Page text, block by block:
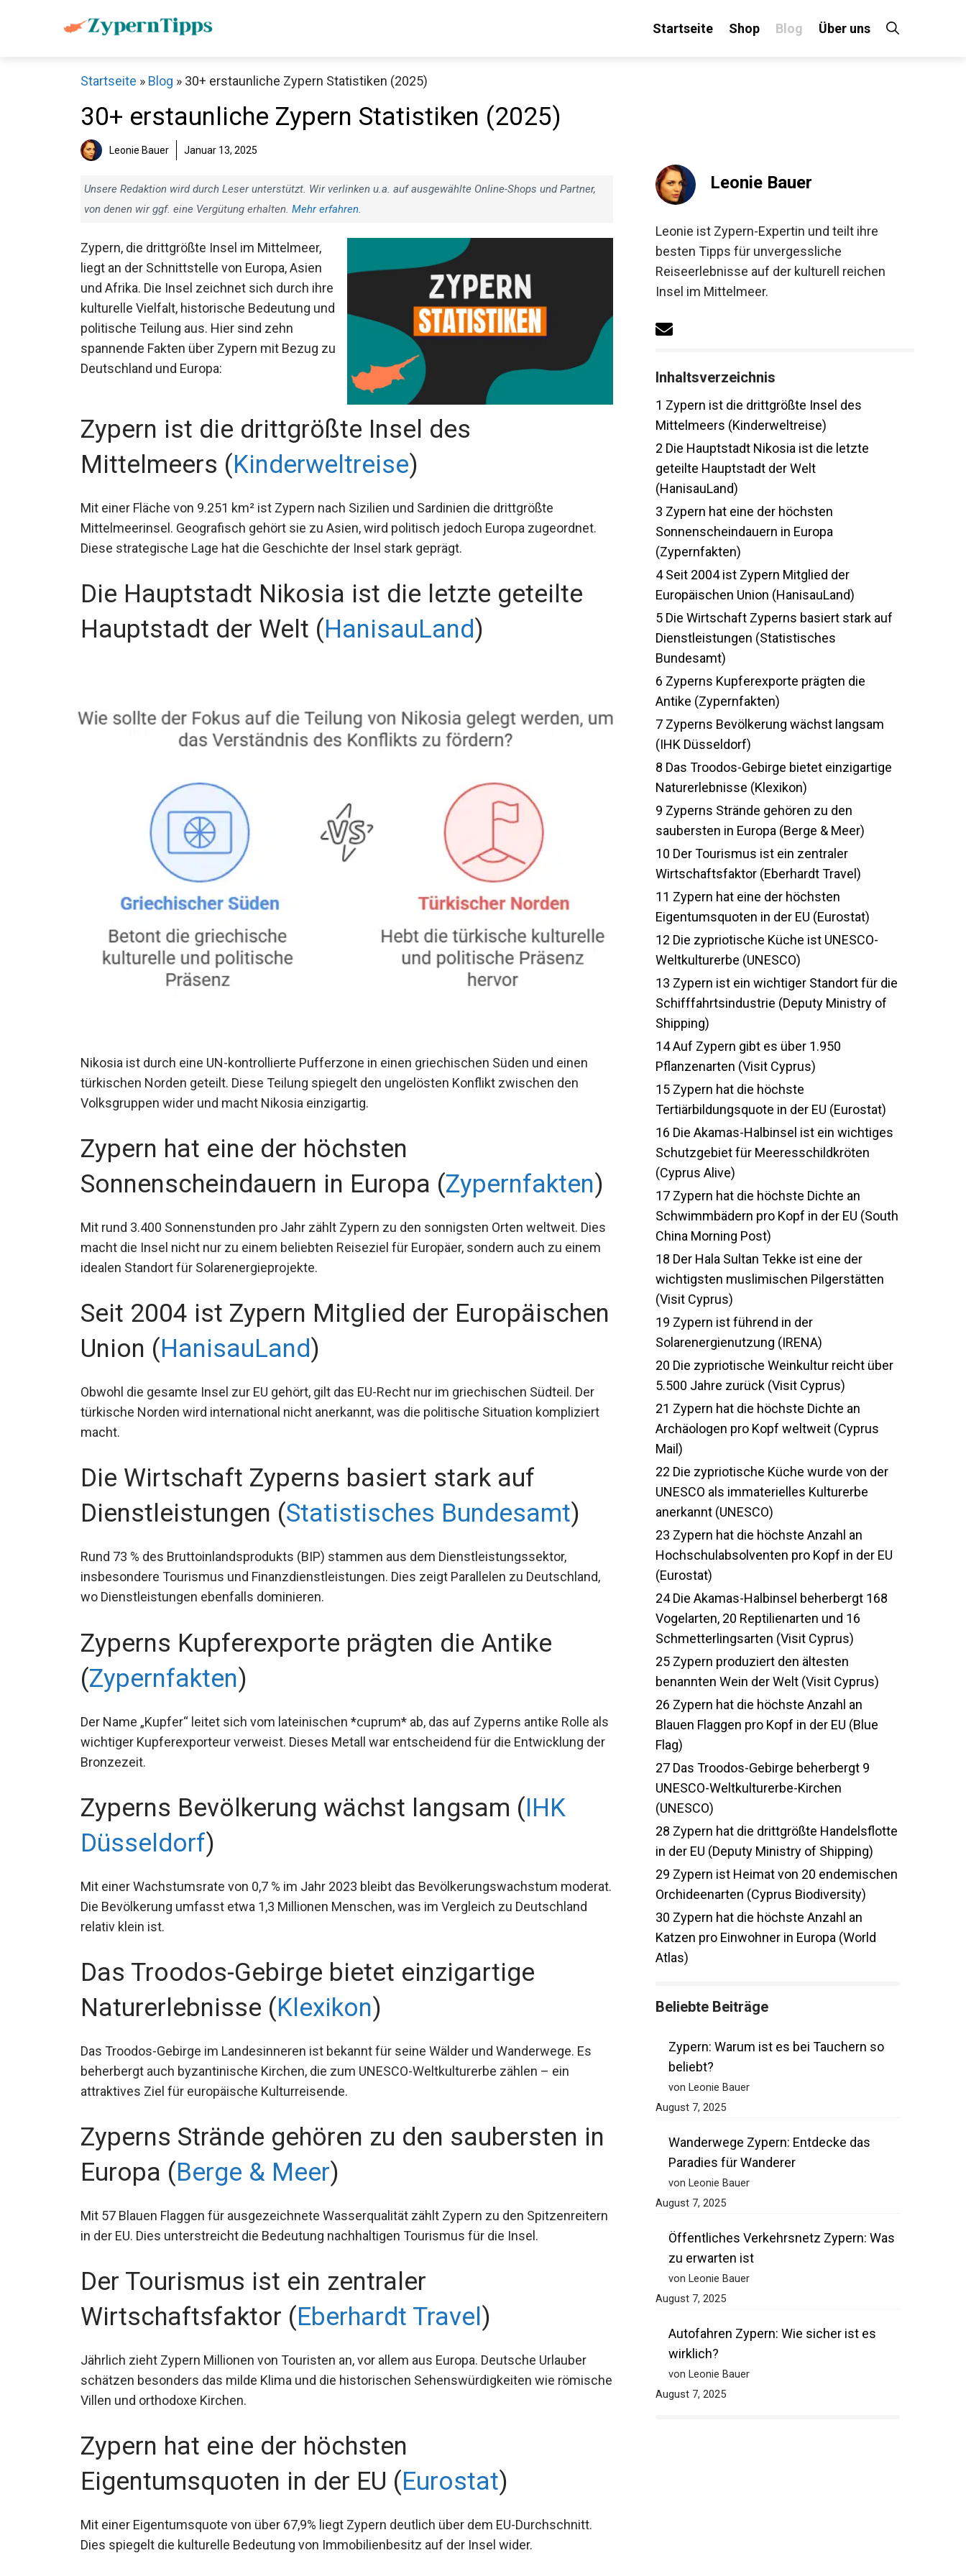
Startseite Shop Blog Über uns
Startseite » Blog » 30+ erstaunliche Zypern Statistiken (2025)
30+ erstaunliche Zypern Statistiken (2025)
Leonie Bauer Januar 13, 2025
Unsere Redaktion wird durch Leser unterstützt. Wir verlinken u.a. auf ausgewählte Online-Shops und Partner,
von denen wir ggf. eine Vergütung erhalten. Mehr erfahren.
Zypern, die drittgrößte Insel im Mittelmeer,
liegt an der Schnittstelle von Europa, Asien
und Afrika. Die Insel zeichnet sich durch ihre
kulturelle Vielfalt, historische Bedeutung und
politische Teilung aus. Hier sind zehn
spannende Fakten über Zypern mit Bezug zu
Deutschland und Europa:
Zypern ist die drittgrößte Insel des
Mittelmeers (Kinderweltreise)
Mit einer Fläche von 9.251 km² ist Zypern nach Sizilien und Sardinien die drittgrößte
Mittelmeerinsel. Geografisch gehört sie zu Asien, wird politisch jedoch Europa zugeordnet.
Diese strategische Lage hat die Geschichte der Insel stark geprägt.
Die Hauptstadt Nikosia ist die letzte geteilte
Hauptstadt der Welt (HanisauLand)
Nikosia ist durch eine UN-kontrollierte Pufferzone in einen griechischen Süden und einen
türkischen Norden geteilt. Diese Teilung spiegelt den ungelösten Konflikt zwischen den
Volksgruppen wider und macht Nikosia einzigartig.
Zypern hat eine der höchsten
Sonnenscheindauern in Europa (Zypernfakten)
Mit rund 3.400 Sonnenstunden pro Jahr zählt Zypern zu den sonnigsten Orten weltweit. Dies
macht die Insel nicht nur zu einem beliebten Reiseziel für Europäer, sondern auch zu einem
idealen Standort für Solarenergieprojekte.
Seit 2004 ist Zypern Mitglied der Europäischen
Union (HanisauLand)
Obwohl die gesamte Insel zur EU gehört, gilt das EU-Recht nur im griechischen Südteil. Der
türkische Norden wird international nicht anerkannt, was die politische Situation kompliziert
macht.
Die Wirtschaft Zyperns basiert stark auf
Dienstleistungen (Statistisches Bundesamt)
Rund 73 % des Bruttoinlandsprodukts (BIP) stammen aus dem Dienstleistungssektor,
insbesondere Tourismus und Finanzdienstleistungen. Dies zeigt Parallelen zu Deutschland,
wo Dienstleistungen ebenfalls dominieren.
Zyperns Kupferexporte prägten die Antike
(Zypernfakten)
Der Name „Kupfer“ leitet sich vom lateinischen *cuprum* ab, das auf Zyperns antike Rolle als
wichtiger Kupferexporteur verweist. Dieses Metall war entscheidend für die Entwicklung der
Bronzezeit.
Zyperns Bevölkerung wächst langsam (IHK
Düsseldorf)
Mit einer Wachstumsrate von 0,7 % im Jahr 2023 bleibt das Bevölkerungswachstum moderat.
Die Bevölkerung umfasst etwa 1,3 Millionen Menschen, was im Vergleich zu Deutschland
relativ klein ist.
Das Troodos-Gebirge bietet einzigartige
Naturerlebnisse (Klexikon)
Das Troodos-Gebirge im Landesinneren ist bekannt für seine Wälder und Wanderwege. Es
beherbergt auch byzantinische Kirchen, die zum UNESCO-Weltkulturerbe zählen – ein
attraktives Ziel für europäische Kulturreisende.
Zyperns Strände gehören zu den saubersten in
Europa (Berge & Meer)
Mit 57 Blauen Flaggen für ausgezeichnete Wasserqualität zählt Zypern zu den Spitzenreitern
in der EU. Dies unterstreicht die Bedeutung nachhaltigen Tourismus für die Insel.
Der Tourismus ist ein zentraler
Wirtschaftsfaktor (Eberhardt Travel)
Jährlich zieht Zypern Millionen von Touristen an, vor allem aus Europa. Deutsche Urlauber
schätzen besonders das milde Klima und die historischen Sehenswürdigkeiten wie römische
Villen und orthodoxe Kirchen.
Zypern hat eine der höchsten
Eigentumsquoten in der EU (Eurostat)
Mit einer Eigentumsquote von über 67,9% liegt Zypern deutlich über dem EU-Durchschnitt.
Dies spiegelt die kulturelle Bedeutung von Immobilienbesitz auf der Insel wider.
Leonie Bauer
Leonie ist Zypern-Expertin und teilt ihre
besten Tipps für unvergessliche
Reiseerlebnisse auf der kulturell reichen
Insel im Mittelmeer.
Inhaltsverzeichnis
1 Zypern ist die drittgrößte Insel des
Mittelmeers (Kinderweltreise)
2 Die Hauptstadt Nikosia ist die letzte
geteilte Hauptstadt der Welt
(HanisauLand)
3 Zypern hat eine der höchsten
Sonnenscheindauern in Europa
(Zypernfakten)
4Seit 2004 ist Zypern Mitglied der
Europäischen Union (HanisauLand)
5 Die Wirtschaft Zyperns basiert stark auf
Dienstleistungen (Statistisches
Bundesamt)
6 Zyperns Kupferexporte prägten die
Antike (Zypernfakten)
7 Zyperns Bevölkerung wächst langsam
(IHK Düsseldorf)
8 Das Troodos-Gebirge bietet einzigartige
Naturerlebnisse (Klexikon)
9 Zyperns Strände gehören zu den
saubersten in Europa (Berge & Meer)
10 Der Tourismus ist ein zentraler
Wirtschaftsfaktor (Eberhardt Travel)
11 Zypern hat eine der höchsten
Eigentumsquoten in der EU (Eurostat)
12 Die zypriotische Küche ist UNESCO-
Weltkulturerbe (UNESCO)
13 Zypern ist ein wichtiger Standort für die
Schifffahrtsindustrie (Deputy Ministry of
Shipping)
14Auf Zypern gibt es über 1.950
Pflanzenarten (Visit Cyprus)
15 Zypern hat die höchste
Tertiärbildungsquote in der EU (Eurostat)
16 Die Akamas-Halbinsel ist ein wichtiges
Schutzgebiet für Meeresschildkröten
(Cyprus Alive)
17 Zypern hat die höchste Dichte an
Schwimmbädern pro Kopf in der EU (South
China Morning Post)
18 Der Hala Sultan Tekke ist eine der
wichtigsten muslimischen Pilgerstätten
(Visit Cyprus)
19 Zypern ist führend in der
Solarenergienutzung (IRENA)
20 Die zypriotische Weinkultur reicht über
5.500 Jahre zurück (Visit Cyprus)
21 Zypern hat die höchste Dichte an
Archäologen pro Kopf weltweit (Cyprus
Mail)
22 Die zypriotische Küche wurde von der
UNESCO als immaterielles Kulturerbe
anerkannt (UNESCO)
23 Zypern hat die höchste Anzahl an
Hochschulabsolventen pro Kopf in der EU
(Eurostat)
24Die Akamas-Halbinsel beherbergt 168
Vogelarten, 20 Reptilienarten und 16
Schmetterlingsarten (Visit Cyprus)
25 Zypern produziert den ältesten
benannten Wein der Welt (Visit Cyprus)
26 Zypern hat die höchste Anzahl an
Blauen Flaggen pro Kopf in der EU (Blue
Flag)
27 Das Troodos-Gebirge beherbergt 9
UNESCO-Weltkulturerbe-Kirchen
(UNESCO)
28 Zypern hat die drittgrößte Handelsflotte
in der EU (Deputy Ministry of Shipping)
29 Zypern ist Heimat von 20 endemischen
Orchideenarten (Cyprus Biodiversity)
30 Zypern hat die höchste Anzahl an
Katzen pro Einwohner in Europa (World
Atlas)
Beliebte Beiträge
Zypern: Warum ist es bei Tauchern so
beliebt?
von Leonie Bauer
August 7, 2025
Wanderwege Zypern: Entdecke das
Paradies für Wanderer
von Leonie Bauer
August 7, 2025
Öffentliches Verkehrsnetz Zypern: Was
zu erwarten ist
von Leonie Bauer
August 7, 2025
Autofahren Zypern: Wie sicher ist es
wirklich?
von Leonie Bauer
August 7, 2025